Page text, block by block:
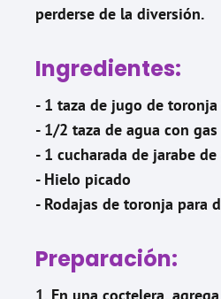
perderse de la diversión.
Ingredientes:
- 1 taza de jugo de toronja
- 1/2 taza de agua con gas
- 1 cucharada de jarabe de
- Hielo picado
- Rodajas de toronja para
Preparación: